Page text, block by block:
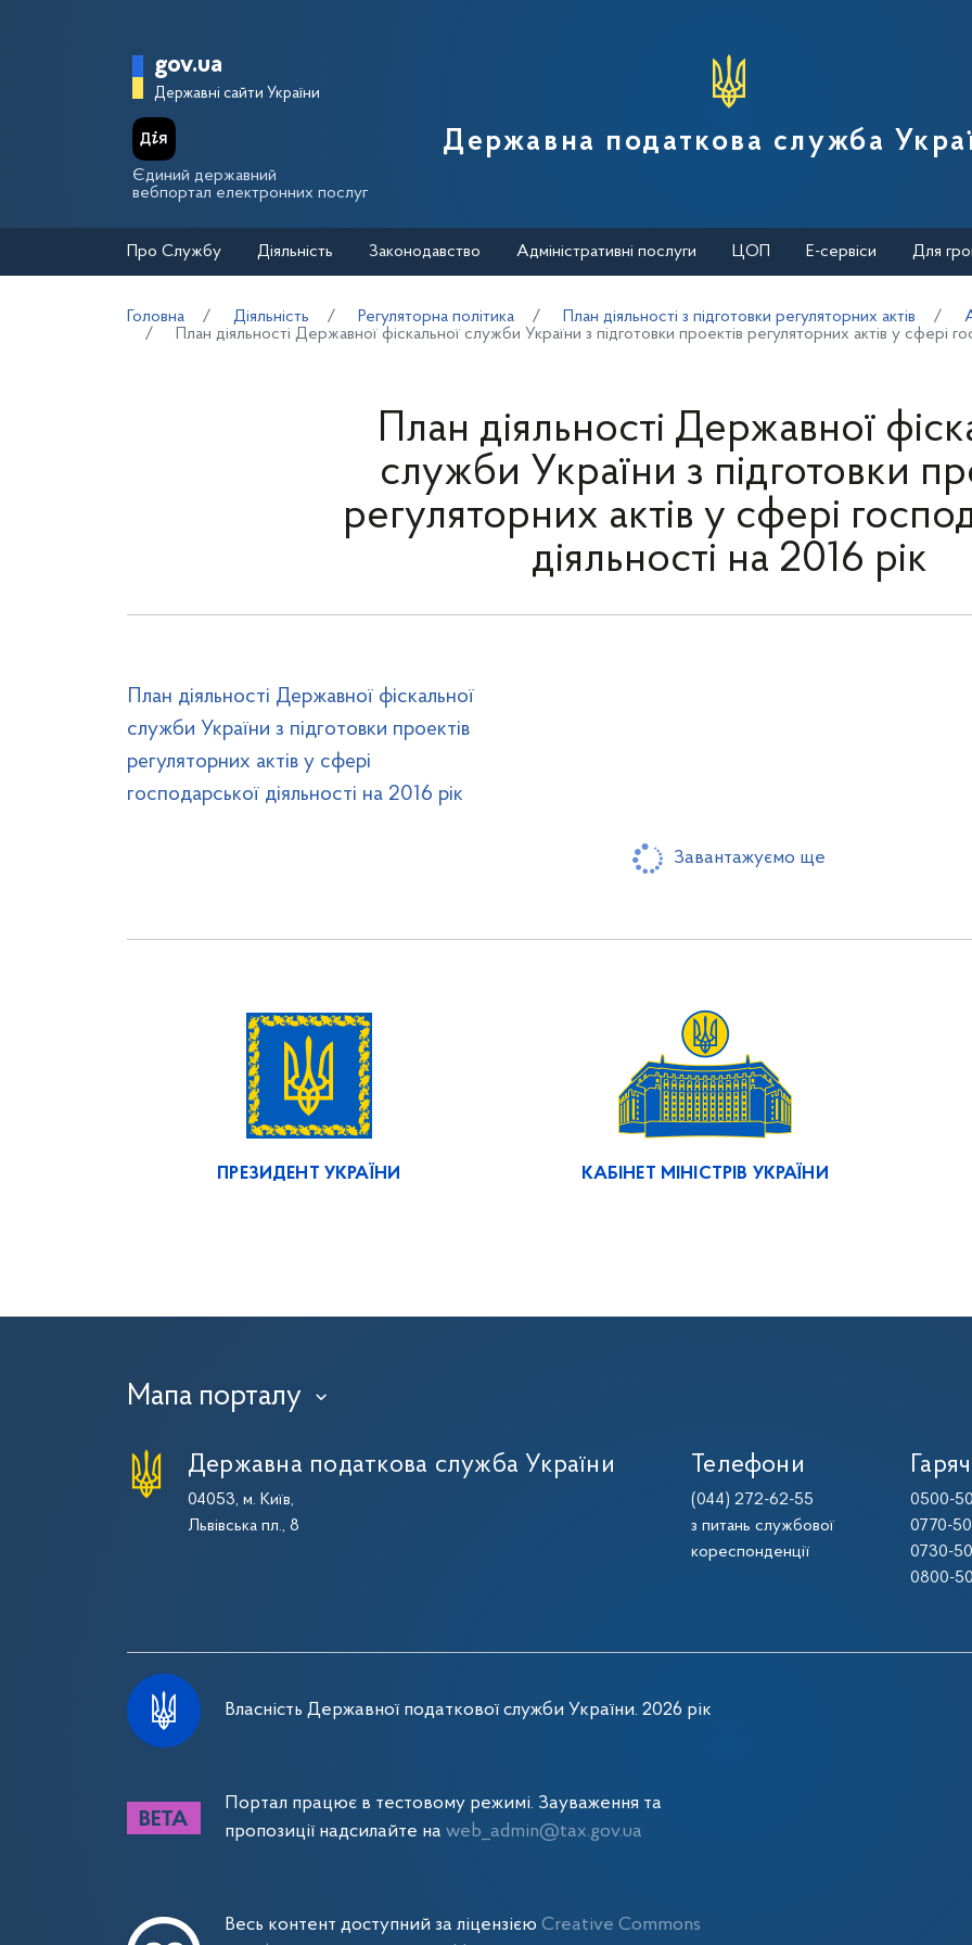
Головна сторінка Державної податкової служби України
gov.ua
Державні сайти України
Єдиний державний
вебпортал електронних послуг
Державна податкова служба
Про Службу Діяльність Законодавство Адміністративні послуги ЦОП Е-сервіси Для
Головна Діяльність Регуляторна політика План діяльності з підготовки регуляторних актів
План діяльності Державної фіскальної служби України з підготовки проектів регуляторних актів у сфері
План діяльності Державної
служби України з підготовки
регуляторних актів у сфері
діяльності на 2016 рік
План діяльності Державної фіскальної
служби України з підготовки проектів
регуляторних актів у сфері
господарської діяльності на 2016 рік
Завантажуємо ще
ПРЕЗИДЕНТ УКРАЇНИ КАБІНЕТ МІНІСТРІВ УКРАЇНИ
Мапа порталу ›
Державна податкова служба України
04053, м. Київ,
Львівська пл., 8
Телефони
(044) 272-62-55
з питань службової
кореспонденції
0500-
0770-
0730-
0800-
Власність Державної податкової служби України. 2026 рік
Портал працює в тестовому режимі. Зауваження та
пропозиції надсилайте на web_admin@tax.gov.ua
Весь контент доступний за ліцензією Creative Commons